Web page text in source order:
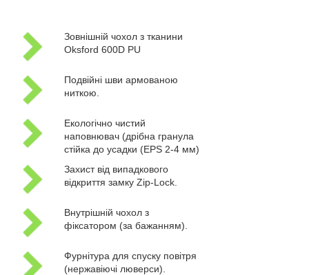
Зовнішній чохол з тканини
Oksford 600D PU
Подвійні шви армованою
ниткою.
Екологічно чистий
наповнювач (дрібна гранула
стійка до усадки (EPS 2-4 мм)
Захист від випадкового
відкриття замку Zip-Lock.
Внутрішній чохол з
фіксатором (за бажанням).
Фурнітура для спуску повітря
(нержавіючі люверси).